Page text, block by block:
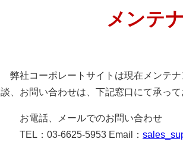
メンテ
弊社コーポレートサイトは現在メンテ
談、お問い合わせは、下記窓口にて承って
お電話、メールでのお問い合わせ
TEL：03-6625-5953 Email：